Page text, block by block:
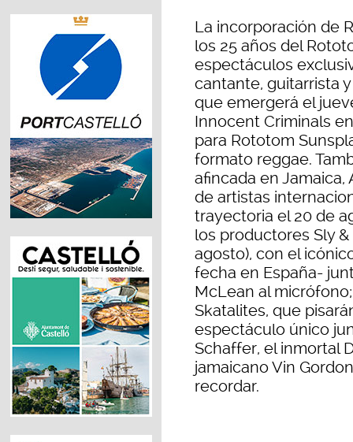
La incorporación de
los 25 años del
espectáculos
cantante, guitarrista
que emergerá el
Innocent Criminals
para Rototom
formato reggae.
afincada en
de artistas
trayectoria el 20 de
los productores Sly &
agosto), con el
fecha en España-
McLean al
Skatalites, que
espectáculo único
Schaffer, el inmortal
jamaicano Vin
recordar.